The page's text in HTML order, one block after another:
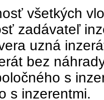
všetkých
zadávateľ
uzná
bez
s
s inzerentmi.